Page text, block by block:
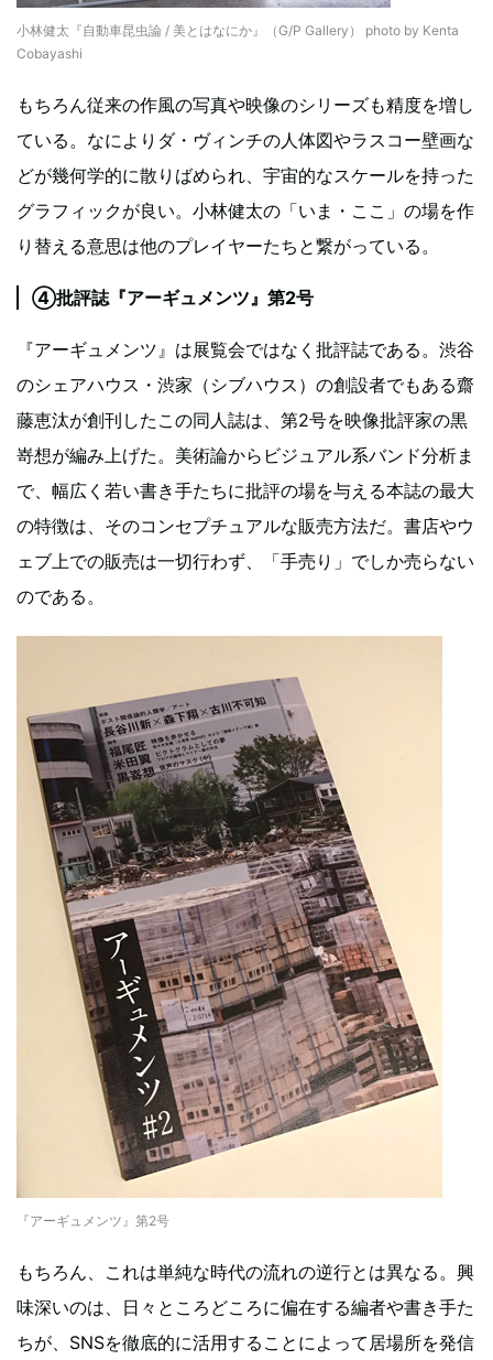
小林健太『自動車昆虫論 / 美とはなにか』（G/P Gallery） photo by Kenta
Cobayashi
もちろん従来の作風の写真や映像のシリーズも精度を増し
ている。なによりダ・ヴィンチの人体図やラスコー壁画な
どが幾何学的に散りばめられ、宇宙的なスケールを持った
グラフィックが良い。小林健太の「いま・ここ」の場を作
り替える意思は他のプレイヤーたちと繋がっている。
④批評誌『アーギュメンツ』第2号
『アーギュメンツ』は展覧会ではなく批評誌である。渋谷
のシェアハウス・渋家（シブハウス）の創設者でもある齋
藤恵汰が創刊したこの同人誌は、第2号を映像批評家の黒
嵜想が編み上げた。美術論からビジュアル系バンド分析ま
で、幅広く若い書き手たちに批評の場を与える本誌の最大
の特徴は、そのコンセプチュアルな販売方法だ。書店やウ
ェブ上での販売は一切行わず、「手売り」でしか売らない
のである。
『アーギュメンツ』第2号
もちろん、これは単純な時代の流れの逆行とは異なる。興
味深いのは、日々ところどころに偏在する編者や書き手た
ちが、SNSを徹底的に活用することによって居場所を発信